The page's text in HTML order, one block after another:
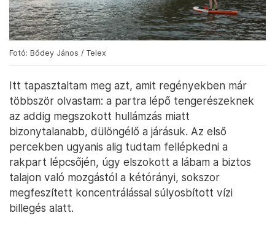
Fotó: Bődey János / Telex
Itt tapasztaltam meg azt, amit regényekben már
többször olvastam: a partra lépő tengerészeknek
az addig megszokott hullámzás miatt
bizonytalanabb, dülöngélő a járásuk. Az első
percekben ugyanis alig tudtam fellépkedni a
rakpart lépcsőjén, úgy elszokott a lábam a biztos
talajon való mozgástól a kétórányi, sokszor
megfeszített koncentrálással súlyosbított vízi
billegés alatt.